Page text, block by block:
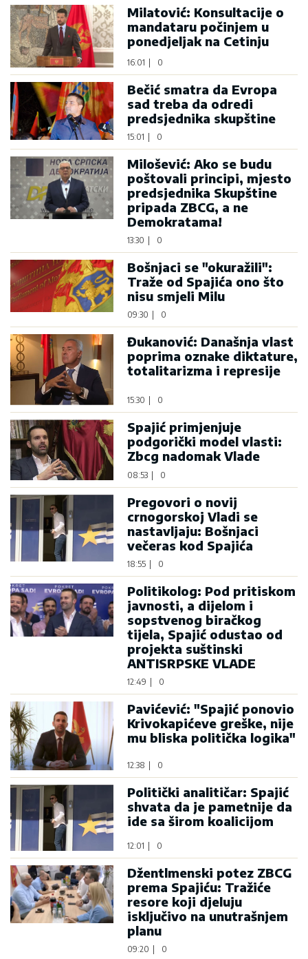
Milatović: Konsultacije o
mandataru počinjem u
ponedjeljak na Cetinju
16:01 0
Bečić smatra da Evropa
sad treba da odredi
predsjednika skupštine
15:01 0
Milošević: Ako se budu
poštovali principi, mjesto
predsjednika Skupštine
pripada ZBCG, a ne
Demokratama!
13:30 0
Bošnjaci se "okuražili":
Traže od Spajića ono što
nisu smjeli Milu
09:30 0
Đukanović: Današnja vlast
poprima oznake diktature,
totalitarizma i represije
15:30 0
Spajić primjenjuje
podgorički model vlasti:
Zbcg nadomak Vlade
08:53 0
Pregovori o novij
crnogorskoj Vladi se
nastavljaju: Bošnjaci
večeras kod Spajića
18:55 0
Politikolog: Pod pritiskom
javnosti, a dijelom i
sopstvenog biračkog
tijela, Spajić odustao od
projekta suštinski
ANTISRPSKE VLADE
12:49 0
Pavićević: "Spajić ponovio
Krivokapićeve greške, nije
mu bliska politička logika"
12:38 0
Politički analitičar: Spajić
shvata da je pametnije da
ide sa širom koalicijom
12:01 0
Džentlmenski potez ZBCG
prema Spajiću: Tražiće
resore koji djeluju
isključivo na unutrašnjem
planu
09:20 0